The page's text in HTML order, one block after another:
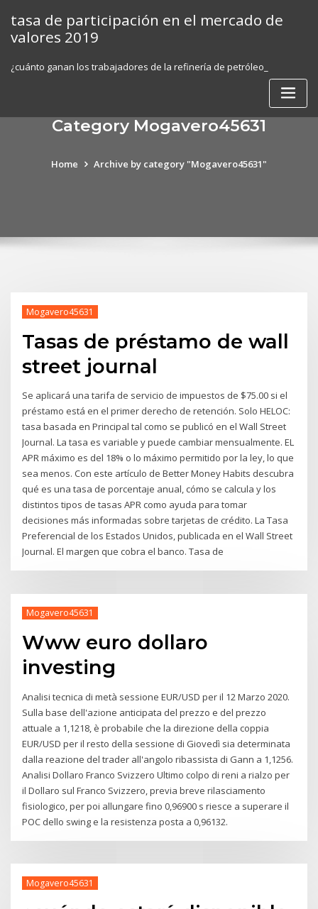
content
tasa de participación en el mercado de
valores 2019
¿cuánto ganan los trabajadores de la refinería de petróleo_
Category Mogavero45631
Home Archive by category "Mogavero45631"
Mogavero45631
Tasas de préstamo de wall
street journal
Se aplicará una tarifa de servicio de impuestos de $75.00 si el
préstamo está en el primer derecho de retención. Solo HELOC:
tasa basada en Principal tal como se publicó en el Wall Street
Journal. La tasa es variable y puede cambiar mensualmente. EL
APR máximo es del 18% o lo máximo permitido por la ley, lo que
sea menos. Con este artículo de Better Money Habits descubra
qué es una tasa de porcentaje anual, cómo se calcula y los
distintos tipos de tasas APR como ayuda para tomar
decisiones más informadas sobre tarjetas de crédito. La Tasa
Preferencial de los Estados Unidos, publicada en el Wall Street
Journal. El margen que cobra el banco. Tasa de
Mogavero45631
Www euro dollaro
investing
Analisi tecnica di metà sessione EUR/USD per il 12 Marzo 2020.
Sulla base dell'azione anticipata del prezzo e del prezzo
attuale a 1,1218, è probabile che la direzione della coppia
EUR/USD per il resto della sessione di Giovedì sia determinata
dalla reazione del trader all'angolo ribassista di Gann a 1,1256.
Analisi Dollaro Franco Svizzero Ultimo colpo di reni a rialzo per
il Dollaro sul Franco Svizzero, previa breve rilasciamento
fisiologico, per poi allungare fino 0,96900 s riesce a superare il
POC dello swing e la resistenza posta a 0,96132.
Mogavero45631